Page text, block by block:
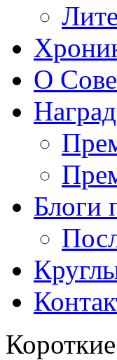
О
Блоги